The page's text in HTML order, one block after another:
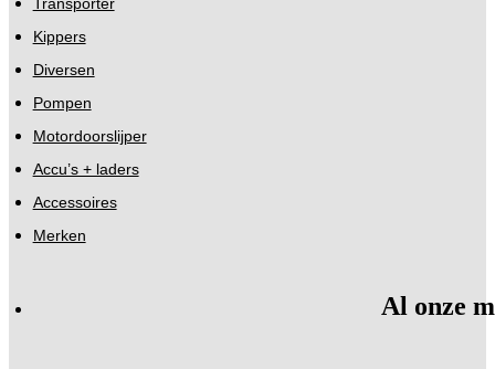
Kippers
Diversen
Pompen
Motordoorslijper
Accu’s + laders
Accessoires
Merken
Al onze